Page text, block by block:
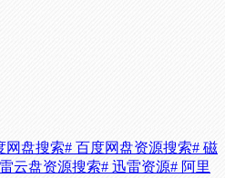
网盘搜索# 百度网盘资源搜索# 磁
云盘资源搜索# 迅雷资源# 阿里